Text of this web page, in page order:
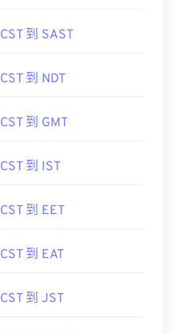
CST 到 SAST
CST 到 NDT
CST 到 GMT
CST 到 IST
CST 到 EET
CST 到 EAT
CST 到 JST